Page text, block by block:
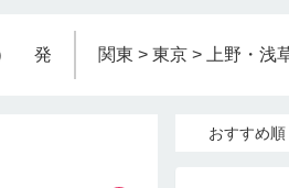
発 関東 > 東京 > 上野・浅
おすすめ順